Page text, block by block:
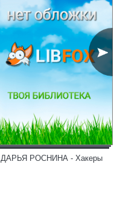
ДАРЬЯ РОСНИНА - Хакеры